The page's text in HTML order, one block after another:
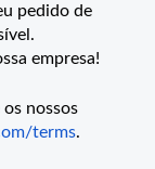
pedido de
empresa!
nossos
terms.